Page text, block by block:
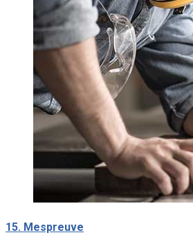
15. Mespreuve